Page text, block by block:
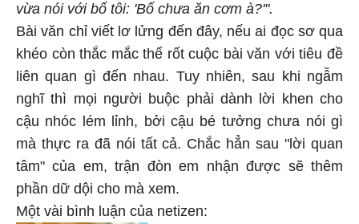
vừa nói với bố tôi: 'Bố chưa ăn cơm à?'".
Bài văn chỉ viết lơ lửng đến đây, nếu ai đọc sơ qua
khéo còn thắc mắc thế rốt cuộc bài văn với tiêu đề
liên quan gì đến nhau. Tuy nhiên, sau khi ngẫm
nghĩ thì mọi người buộc phải dành lời khen cho
cậu nhóc lém lỉnh, bởi cậu bé tưởng chưa nói gì
mà thực ra đã nói tất cả. Chắc hẳn sau "lời quan
tâm" của em, trận đòn em nhận được sẽ thêm
phần dữ dội cho mà xem.
Một vài bình luận của netizen: